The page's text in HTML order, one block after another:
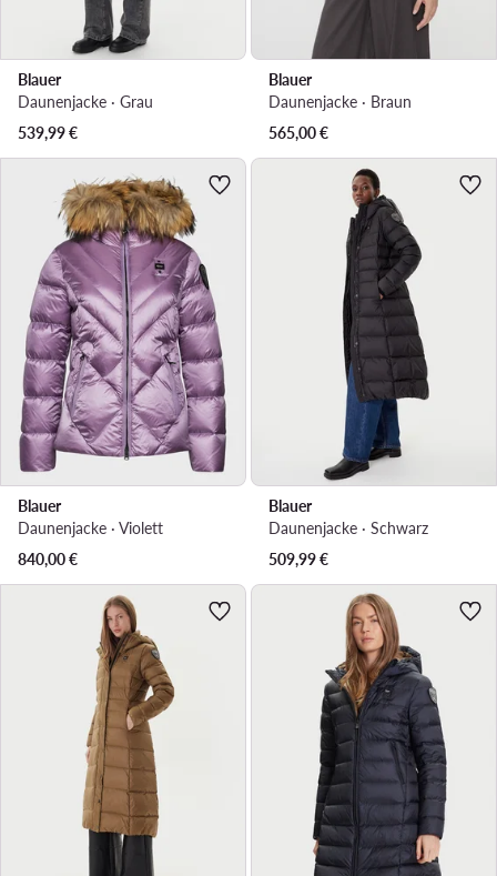
Blauer
Daunenjacke · Grau
539,99€
Blauer
Daunenjacke · Braun
565,00€
Blauer
Daunenjacke · Violett
840,00€
Blauer
Daunenjacke · Schwarz
509,99€